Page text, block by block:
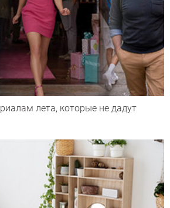
лета, которые не дадут